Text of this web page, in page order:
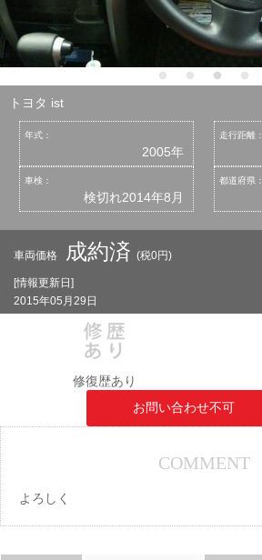
トヨタ ist
年式：
2005年
走行距離：
車検：
検切れ2014年8月
都道府県：
車両価格 成約済(税0円)
[情報更新日]
2015年05月29日
修復歴あり
お問い合わせ不可
COMMENT
よろしく